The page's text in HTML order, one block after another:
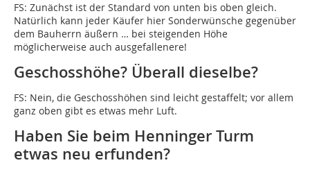
FS: Zunächst ist der Standard von unten bis oben gleich.
Natürlich kann jeder Käufer hier Sonderwünsche gegenüber
dem Bauherrn äußern … bei steigenden Höhe
möglicherweise auch ausgefallenere!
Geschosshöhe? Überall dieselbe?
FS: Nein, die Geschosshöhen sind leicht gestaffelt; vor allem
ganz oben gibt es etwas mehr Luft.
Haben Sie beim Henninger Turm
etwas neu erfunden?